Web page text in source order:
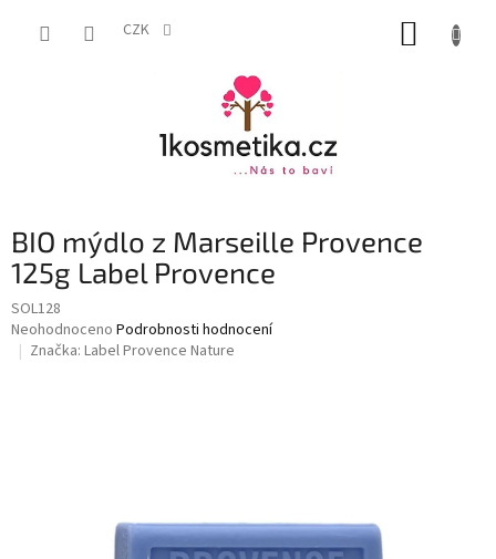
CZK
BIO mýdlo z Marseille Provence
125g Label Provence
SOL128
Průměrné
hodnocení
Neohodnoceno Podrobnosti hodnocení
Značka: Label Provence Nature